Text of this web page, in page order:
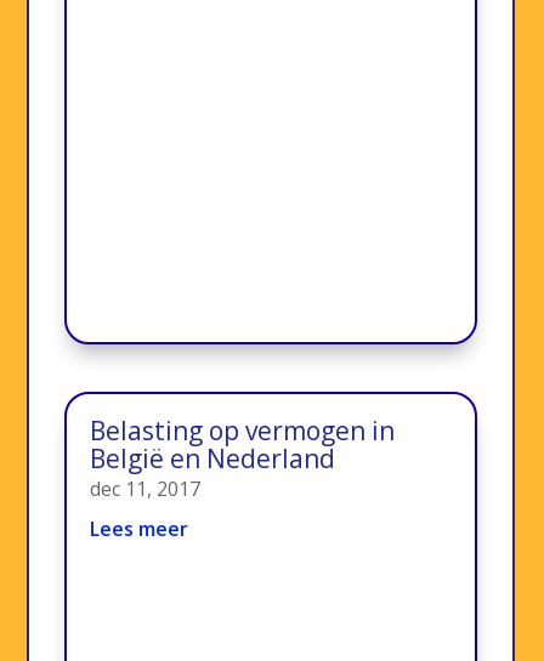
Belasting op vermogen in
België en Nederland
dec 11, 2017
Lees meer